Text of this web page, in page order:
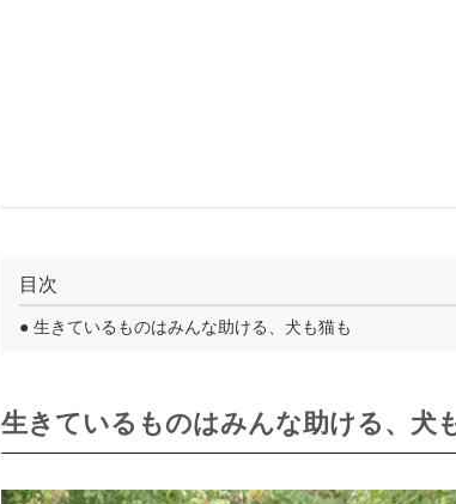
目次
● 生きているものはみんな助ける、犬も猫も
生きているものはみんな助ける、犬